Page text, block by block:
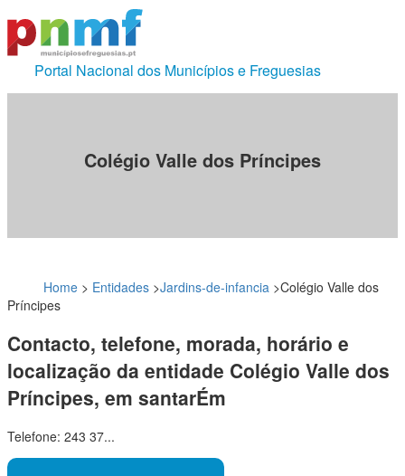
Portal Nacional dos Municípios e Freguesias
Colégio Valle dos Príncipes
Home > Entidades >Jardins-de-infancia >Colégio Valle dos
Príncipes
Contacto, telefone, morada, horário e
localização da entidade Colégio Valle dos
Príncipes, em santarÉm
Telefone: 243 37...